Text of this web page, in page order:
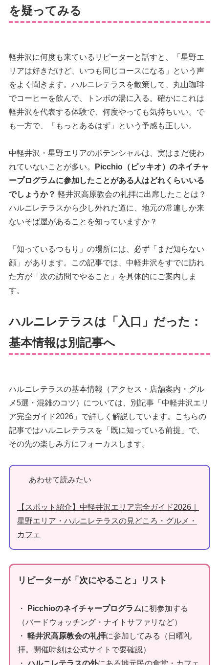
を疑ってみる
軽井沢に何度も来ているリピーターと話すと、「星野エ
リアは好きだけど、いつも同じコースになる」という声
をよく聞きます。ハルニレテラスを散策して、丸山珈琲
でコーヒーを飲んで、トンボの湯に入る。確かにこれは
軽井沢を代表する体験で、何度やっても気持ちいい。で
も一方で、「もっとあるはず」という予感も正しい。
中軽井沢・星野エリアのポテンシャルは、実はまだ使わ
れていないことが多い。
Picchio（ピッキオ）のネイチャ
ープログラムに参加したことがある人はどれくらいいる
でしょうか？ 軽井沢高原教会の礼拝に出席したことは？
ハルニレテラスから少し外れた道に、地元の常連しか来
ないそば屋があることを知っていますか？
「知っているつもり」の場所には、必ず「まだ知らない
顔」があります。この記事では、中軽井沢をすでに訪れ
た方が「次の訪問でやること」を具体的にご案内しま
す。
ハルニレテラスは「入口」だった：
基本情報は別記事へ
ハルニレテラスの基本情報（アクセス・店舗案内・グル
メ5選・混雑のコツ）については、別記事「中軽井沢エリ
ア完全ガイド2026」で詳しく解説しています。こちらの
記事ではハルニレテラスを「既に知っている前提」で、
その先の楽しみ方にフォーカスします。
あわせて読みたい
【スポット紹介】中軽井沢エリア完全ガイド2026｜
星野エリア・ハルニレテラスの見どころ・グルメ・
カフェ
リピーターが「次にやること」リスト
・ Picchioのネイチャープログラムに初参加する
（バードウォッチング・ナイトサファリなど）
・ 軽井沢高原教会の礼拝に参加してみる（日曜礼
拝。開催時刻は公式サイトで要確認）